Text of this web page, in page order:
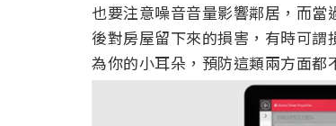
也要注意噪音音量影響鄰居，而
後對房屋留下來的損害，有時可
為你的小耳朵，預防這類兩方面都